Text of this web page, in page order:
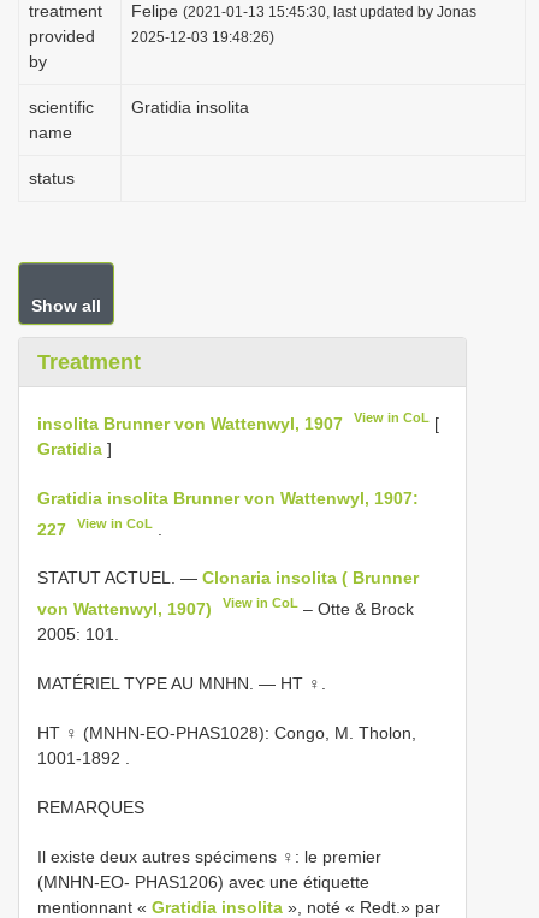
treatment
provided
by
Felipe (2021-01-13 15:45:30, last updated by Jonas
2025-12-03 19:48:26)
scientific
name
Gratidia insolita
status
Show all
Treatment
insolita Brunner von Wattenwyl, 1907 View in CoL [
Gratidia ]
Gratidia insolita Brunner von Wattenwyl, 1907:
227
View in CoL
STATUT ACTUEL. — Clonaria insolita ( Brunner
von Wattenwyl, 1907)
View in CoL – Otte & Brock
2005: 101.
MATÉRIEL TYPE AU MNHN. — HT ♀.
HT ♀ (MNHN-EO-PHAS1028): Congo, M. Tholon,
1001-1892
REMARQUES
Il existe deux autres spécimens ♀: le premier
(MNHN-EO- PHAS1206) avec une étiquette
mentionnant « Gratidia insolita », noté « Redt.» par